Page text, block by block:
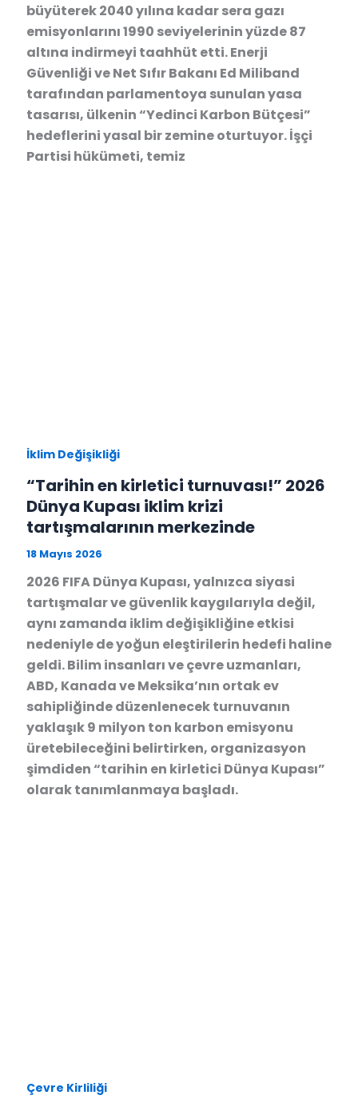
büyüterek 2040 yılına kadar sera gazı
emisyonlarını 1990 seviyelerinin yüzde 87
altına indirmeyi taahhüt etti. Enerji
Güvenliği ve Net Sıfır Bakanı Ed Miliband
tarafından parlamentoya sunulan yasa
tasarısı, ülkenin “Yedinci Karbon Bütçesi”
hedeflerini yasal bir zemine oturtuyor. İşçi
Partisi hükümeti, temiz
İklim Değişikliği
“Tarihin en kirletici turnuvası!” 2026
Dünya Kupası iklim krizi
tartışmalarının merkezinde
18 Mayıs 2026
2026 FIFA Dünya Kupası, yalnızca siyasi
tartışmalar ve güvenlik kaygılarıyla değil,
aynı zamanda iklim değişikliğine etkisi
nedeniyle de yoğun eleştirilerin hedefi haline
geldi. Bilim insanları ve çevre uzmanları,
ABD, Kanada ve Meksika’nın ortak ev
sahipliğinde düzenlenecek turnuvanın
yaklaşık 9 milyon ton karbon emisyonu
üretebileceğini belirtirken, organizasyon
şimdiden “tarihin en kirletici Dünya Kupası”
olarak tanımlanmaya başladı.
Çevre Kirliliği